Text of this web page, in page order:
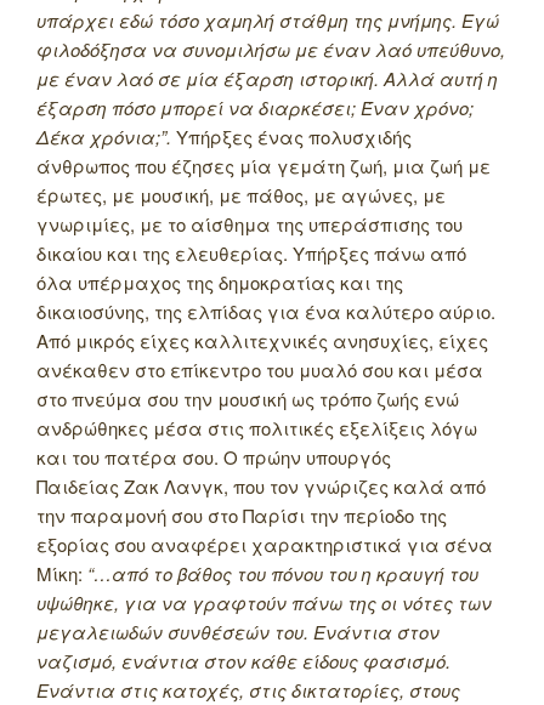
υπάρχει εδώ τόσο χαμηλή στάθμη της μνήμης. Εγώ
φιλοδόξησα να συνομιλήσω με έναν λαό υπεύθυνο,
με έναν λαό σε μία έξαρση ιστορική. Αλλά αυτή η
έξαρση πόσο μπορεί να διαρκέσει; Έναν χρόνο;
Δέκα χρόνια;”. Υπήρξες ένας πολυσχιδής
άνθρωπος που έζησες μία γεμάτη ζωή, μια ζωή με
έρωτες, με μουσική, με πάθος, με αγώνες, με
γνωριμίες, με το αίσθημα της υπεράσπισης του
δικαίου και της ελευθερίας. Υπήρξες πάνω από
όλα υπέρμαχος της δημοκρατίας και της
δικαιοσύνης, της ελπίδας για ένα καλύτερο αύριο.
Από μικρός είχες καλλιτεχνικές ανησυχίες, είχες
ανέκαθεν στο επίκεντρο του μυαλό σου και μέσα
στο πνεύμα σου την μουσική ως τρόπο ζωής ενώ
ανδρώθηκες μέσα στις πολιτικές εξελίξεις λόγω
και του πατέρα σου. Ο πρώην υπουργός
Παιδείας Ζακ Λανγκ, που τον γνώριζες καλά από
την παραμονή σου στο Παρίσι την περίοδο της
εξορίας σου αναφέρει χαρακτηριστικά για σένα
Μίκη: “…από το βάθος του πόνου του η κραυγή του
υψώθηκε, για να γραφτούν πάνω της οι νότες των
μεγαλειωδών συνθέσεών του. Ενάντια στον
ναζισμό, ενάντια στον κάθε είδους φασισμό.
Ενάντια στις κατοχές, στις δικτατορίες, στους